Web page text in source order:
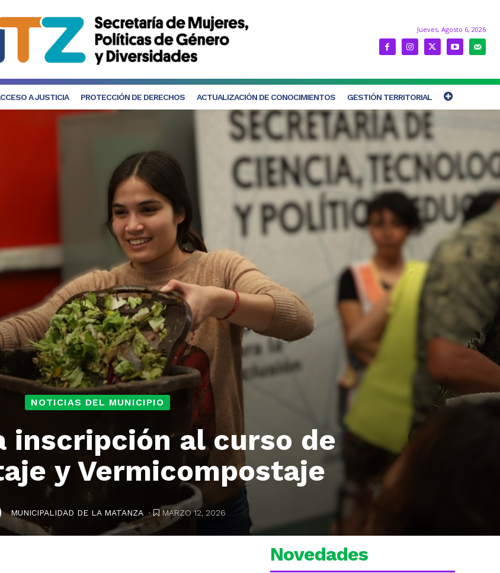
Jueves, Agosto 6, 2026
A JUSTICIA PROTECCIÓN DE DERECHOS ACTUALIZACIÓN DE CONOCIMIENTOS GESTIÓN TERRITORIAL
NOTICIAS DEL MUNICIPIO
inscripción al curso de
y Vermicompostaje
MUNICIPALIDAD DE LA MATANZA . MARZO 12, 2026
Novedades